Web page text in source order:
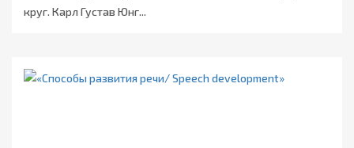
круг. Карл Густав Юнг...